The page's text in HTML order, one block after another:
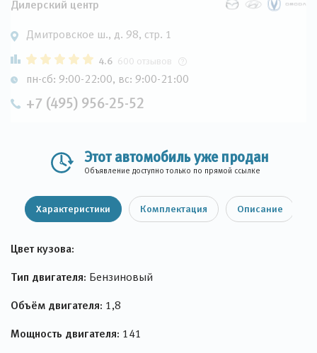
Дилерский центр
Дмитровское ш., д. 98, стр. 1
4.6 600 отзывов
пн-сб: 9:00-22:00, вс: 9:00-21:00
+7 (495) 956-25-52
Этот автомобиль уже продан
Объявление доступно только по прямой ссылке
Характеристики Комплектация Описание
Цвет кузова:
Тип двигателя: Бензиновый
Объём двигателя: 1,8
Мощность двигателя: 141